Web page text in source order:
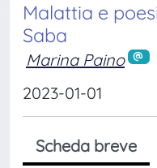
Malattia e
Saba
Marina Paino
2023-01-01
Scheda breve